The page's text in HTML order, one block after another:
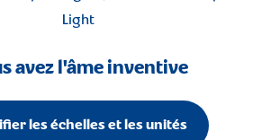
Light
avez l'âme inventive
les échelles et les unités